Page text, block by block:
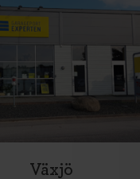
Växjö